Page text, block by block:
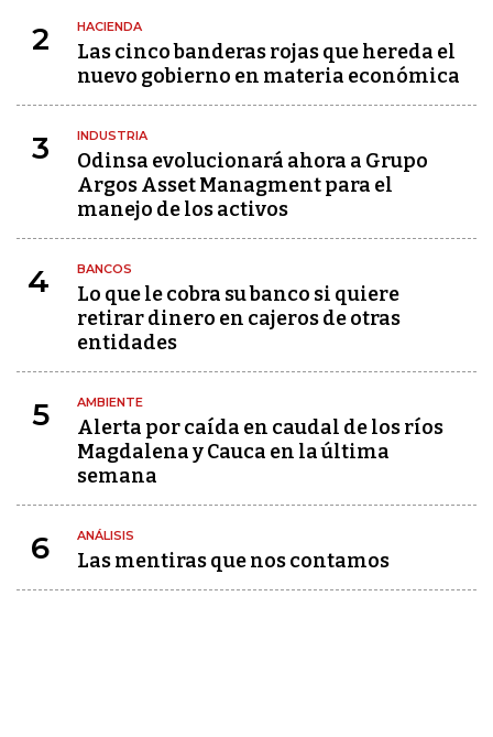
2 HACIENDA
Las cinco banderas rojas que hereda el
nuevo gobierno en materia económica
3 INDUSTRIA
Odinsa evolucionará ahora a Grupo
Argos Asset Managment para el
manejo de los activos
4 BANCOS
Lo que le cobra su banco si quiere
retirar dinero en cajeros de otras
entidades
5 AMBIENTE
Alerta por caída en caudal de los ríos
Magdalena y Cauca en la última
semana
6 ANÁLISIS
Las mentiras que nos contamos